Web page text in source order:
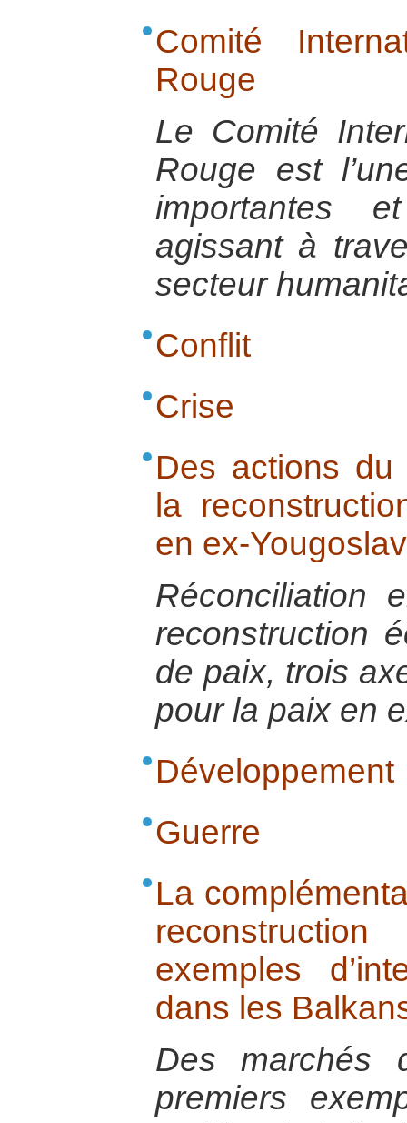
Comité
Rouge
Le Comité
Rouge est
importantes
agissant à
secteur
Conflit
Crise
Des actions du
la
en ex-
Réconciliation
reconstruction
de paix, trois
pour la paix en
Développement
Guerre
La
exemples
dans les
Des marchés
premiers